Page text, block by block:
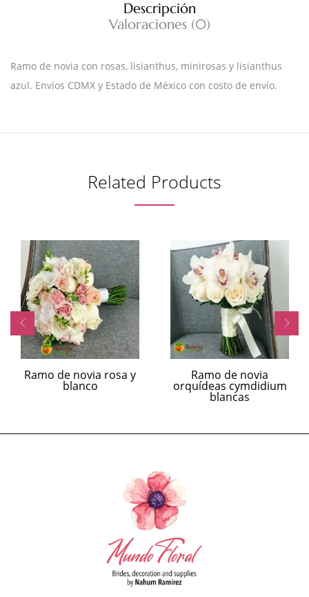
Descripción
Valoraciones (0)
Ramo de novia con rosas, lisianthus, minirosas y lisianthus
azul. Envíos CDMX y Estado de México con costo de envío.
Related Products
Ramo de novia rosa y
blanco
Ramo de novia
orquídeas cymdidium
blancas